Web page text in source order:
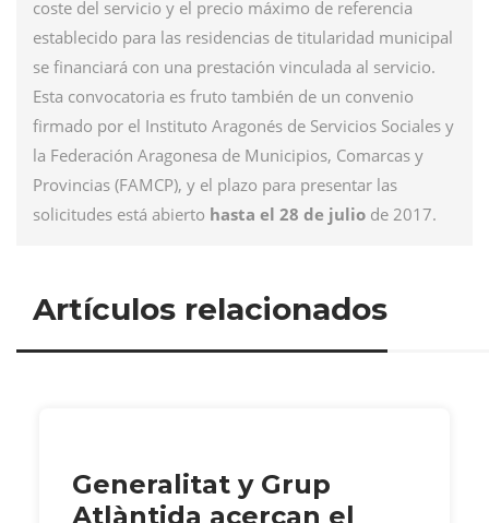
coste del servicio y el precio máximo de referencia
establecido para las residencias de titularidad municipal
se financiará con una prestación vinculada al servicio.
Esta convocatoria es fruto también de un convenio
firmado por el Instituto Aragonés de Servicios Sociales y
la Federación Aragonesa de Municipios, Comarcas y
Provincias (FAMCP), y el plazo para presentar las
solicitudes está abierto hasta el 28 de julio de 2017.
Artículos relacionados
Generalitat y Grup
Atlàntida acercan el